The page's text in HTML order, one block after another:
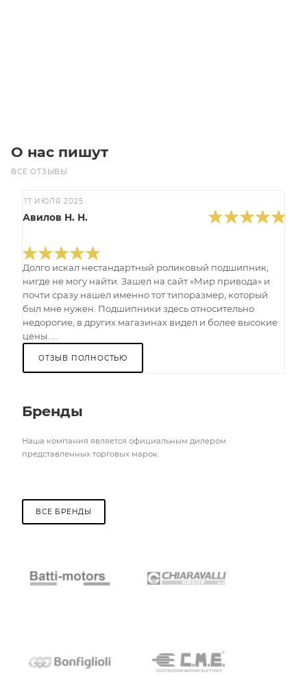
О нас пишут
ВСЕ ОТЗЫВЫ
17 ИЮЛЯ 2025
Авилов Н. Н.
Долго искал нестандартный роликовый подшипник,
нигде не могу найти. Зашел на сайт «Мир привода» и
почти сразу нашел именно тот типоразмер, который
был мне нужен. Подшипники здесь относительно
недорогие, в других магазинах видел и более высокие
цены. ...
ОТЗЫВ ПОЛНОСТЬЮ
Бренды
Наша компания является официальным дилером
представленных торговых марок.
ВСЕ БРЕНДЫ